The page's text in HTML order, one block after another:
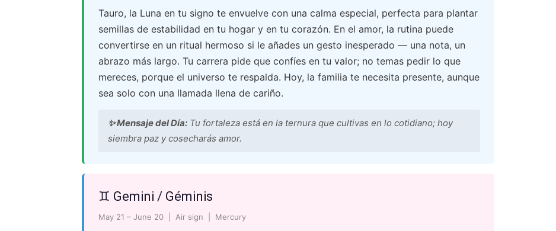
Tauro, la Luna en tu signo te envuelve con una calma especial, perfecta para plantar
semillas de estabilidad en tu hogar y en tu corazón. En el amor, la rutina puede
convertirse en un ritual hermoso si le añades un gesto inesperado — una nota, un
abrazo más largo. Tu carrera pide que confíes en tu valor; no temas pedir lo que
mereces, porque el universo te respalda. Hoy, la familia te necesita presente, aunque
sea solo con una llamada llena de cariño.
✨ Mensaje del Día: Tu fortaleza está en la ternura que cultivas en lo cotidiano; hoy
siembra paz y cosecharás amor.
♊ Gemini / Géminis
May 21 – June 20 | Air sign | Mercury